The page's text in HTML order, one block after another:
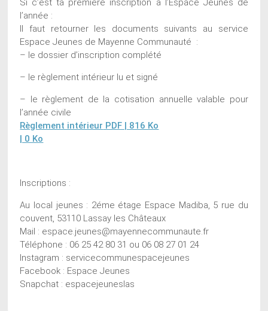
Si c’est ta première inscription à l’Espace Jeunes de
l’année :
Il faut retourner les documents suivants au service
Espace Jeunes de Mayenne Communauté :
– le dossier d’inscription complété
– le règlement intérieur lu et signé
– le règlement de la cotisation annuelle valable pour
l’année civile
Règlement intérieur PDF | 816 Ko
| 0 Ko
Inscriptions :
Au local jeunes : 2éme étage Espace Madiba, 5 rue du
couvent, 53110 Lassay les Châteaux
Mail : espace.jeunes@mayennecommunaute.fr
Téléphone : 06 25 42 80 31 ou 06 08 27 01 24
Instagram : servicecommunespacejeunes
Facebook : Espace Jeunes
Snapchat : espacejeuneslas